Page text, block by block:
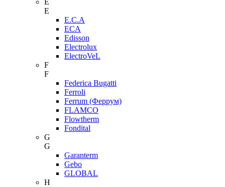
E
E
E.C.A
ECA
Edisson
Electrolux
ElectroVeL
F
F
Federica Bugatti
Ferroli
Ferrum (Феррум)
FLAMCO
Flowtherm
Fondital
G
G
Garanterm
Gebo
GLOBAL
H